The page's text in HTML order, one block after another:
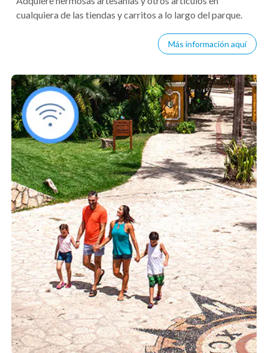
cualquiera de las tiendas y carritos a lo largo del parque.
Más información aquí